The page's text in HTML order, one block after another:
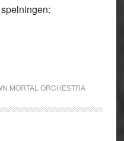
MORTAL ORCHESTRA